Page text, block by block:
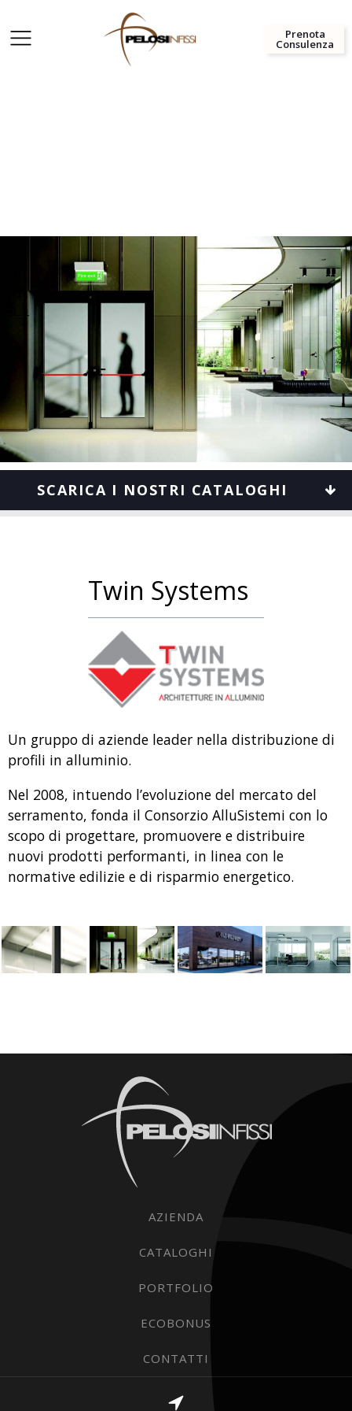
Prenota
Consulenza
SCARICA I NOSTRI CATALOGHI
Twin Systems
Un gruppo di aziende leader nella distribuzione di
profili in alluminio.
Nel 2008, intuendo l’evoluzione del mercato del
serramento, fonda il Consorzio AlluSistemi con lo
scopo di progettare, promuovere e distribuire
nuovi prodotti performanti, in linea con le
normative edilizie e di risparmio energetico.
AZIENDA
CATALOGHI
PORTFOLIO
ECOBONUS
CONTATTI